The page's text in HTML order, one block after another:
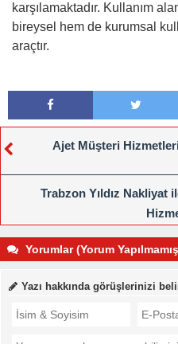
karşılamaktadır. Kullanım
bireysel hem de kurumsal
araçtır.
Ajet Müşteri
Trabzon Yıldız Nakliyat
Yorumlar (Yorum
Yazı hakkında görüşlerinizi